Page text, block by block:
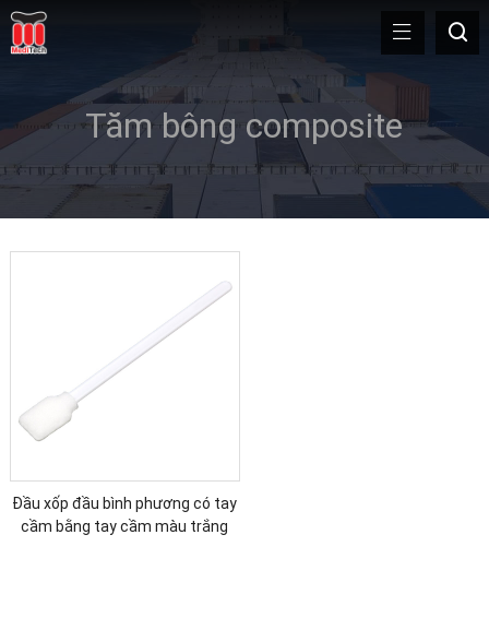
Tăm bông composite
Đầu xốp đầu bình phương có tay
cầm bằng tay cầm màu trắng